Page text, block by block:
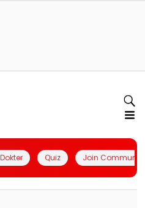
Quiz Join Community